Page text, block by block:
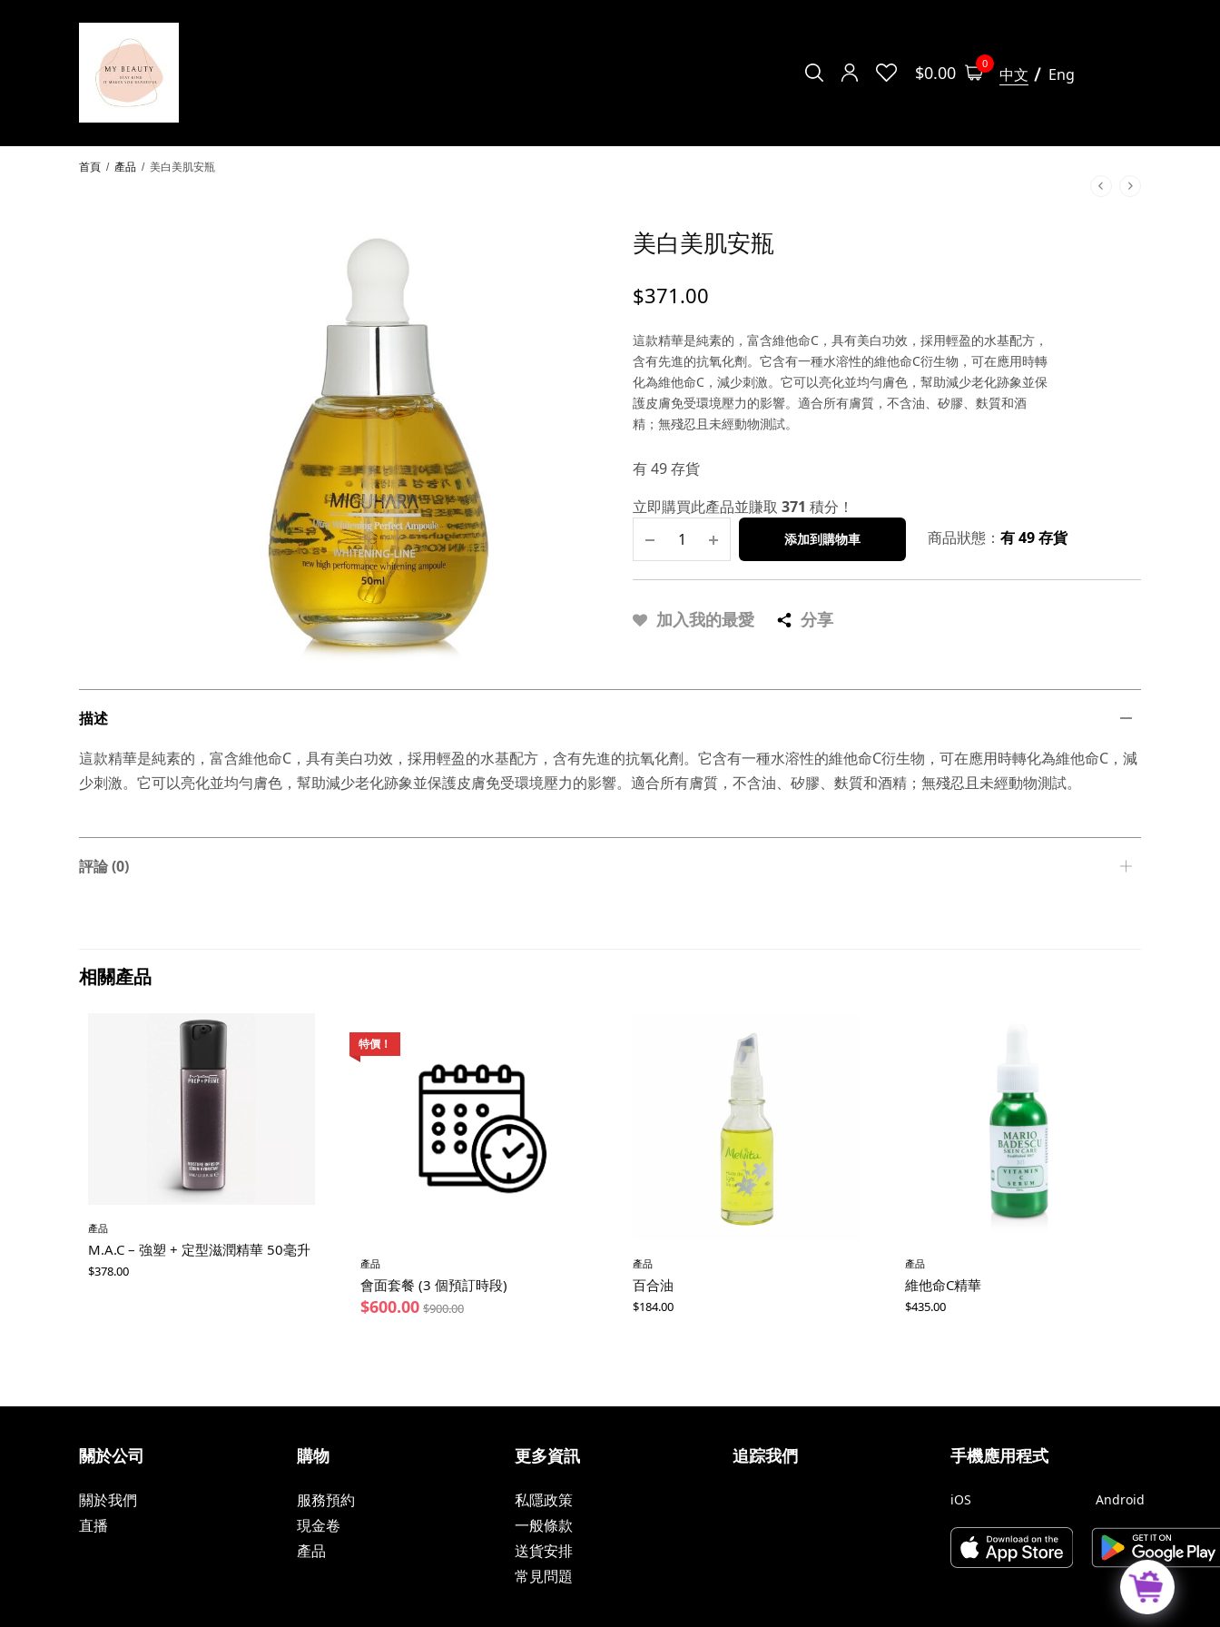
$0.00 0
中文 Eng
首頁 / 產品 / 美白美肌安瓶
美白美肌安瓶
$371.00
這款精華是純素的，富含維他命C，具有美白功效，採用輕盈的水基配方，
含有先進的抗氧化劑。它含有一種水溶性的維他命C衍生物，可在應用時轉
化為維他命C，減少刺激。它可以亮化並均勻膚色，幫助減少老化跡象並保
護皮膚免受環境壓力的影響。適合所有膚質，不含油、矽膠、麩質和酒
精；無殘忍且未經動物測試。
有 49 存貨
立即購買此產品並賺取 371 積分！
添加到購物車 商品狀態： 有 49 存貨
加入我的最愛 分享
描述
這款精華是純素的，富含維他命C，具有美白功效，採用輕盈的水基配方，含有先進的抗氧化劑。它含有一種水溶性的維他命C衍生物，可在應用時轉化為維他命C，減
少刺激。它可以亮化並均勻膚色，幫助減少老化跡象並保護皮膚免受環境壓力的影響。適合所有膚質，不含油、矽膠、麩質和酒精；無殘忍且未經動物測試。
評論 (0)
相關產品
產品
M.A.C – 強塑 + 定型滋潤精華 50毫升
$378.00
特價！
產品
會面套餐 (3 個預訂時段)
$600.00 $900.00
產品
百合油
$184.00
產品
維他命C精華
$435.00
關於公司
關於我們
直播
購物
服務預約
現金卷
產品
更多資訊
私隱政策
一般條款
送貨安排
常見問題
追踪我們 手機應用程式
iOS Android